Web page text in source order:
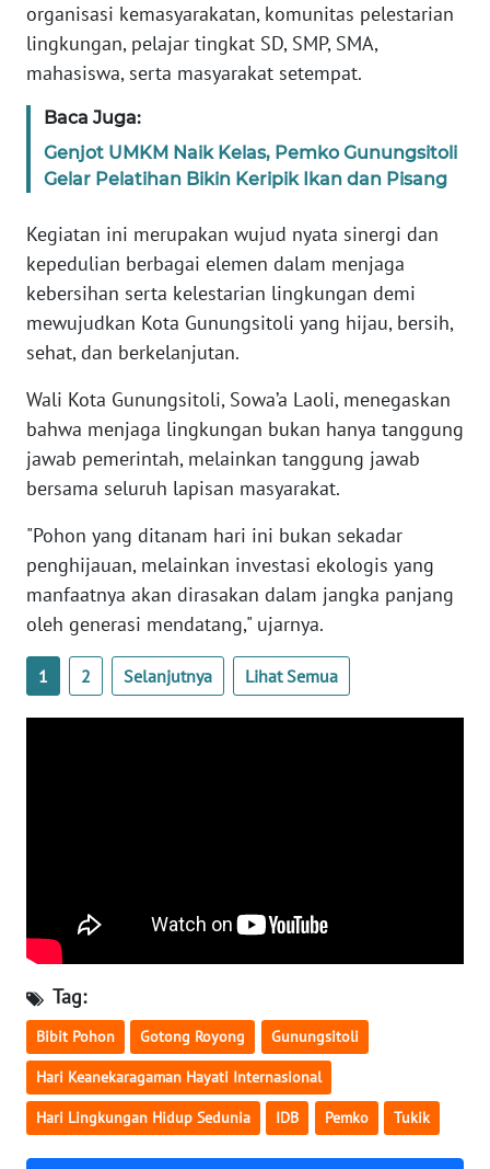
organisasi kemasyarakatan, komunitas pelestarian
lingkungan, pelajar tingkat SD, SMP, SMA,
mahasiswa, serta masyarakat setempat.
Baca Juga:
Genjot UMKM Naik Kelas, Pemko Gunungsitoli
Gelar Pelatihan Bikin Keripik Ikan dan Pisang
Kegiatan ini merupakan wujud nyata sinergi dan
kepedulian berbagai elemen dalam menjaga
kebersihan serta kelestarian lingkungan demi
mewujudkan Kota Gunungsitoli yang hijau, bersih,
sehat, dan berkelanjutan.
Wali Kota Gunungsitoli, Sowa’a Laoli, menegaskan
bahwa menjaga lingkungan bukan hanya tanggung
jawab pemerintah, melainkan tanggung jawab
bersama seluruh lapisan masyarakat.
"Pohon yang ditanam hari ini bukan sekadar
penghijauan, melainkan investasi ekologis yang
manfaatnya akan dirasakan dalam jangka panjang
oleh generasi mendatang," ujarnya.
1 2 Selanjutnya Lihat Semua
Tag:
Bibit Pohon Gotong Royong Gunungsitoli
Hari Keanekaragaman Hayati Internasional
Hari Lingkungan Hidup Sedunia IDB Pemko Tukik
WN
JAMBI
SULTRA
WN
WN
SULTENG
WN
WN
BABEL
SUMBAR
WN
SUMSEL
WN
BENGKULU
WN
NUSANTARA
WN
JOGJA
WN
JATIM
WN